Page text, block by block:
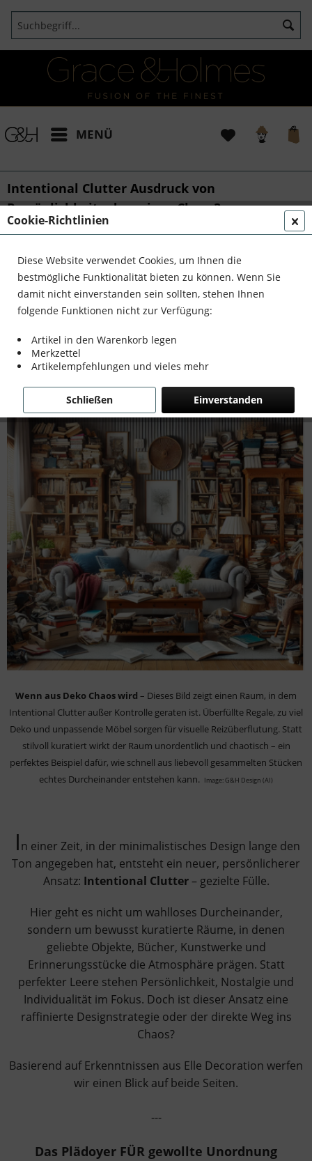
MENÜ
Intentional Clutter Ausdruck von
Persönlichkeit oder reines Chaos?
Intentional Clutter
Ausdruck von Persönlichkeit oder reines
Wenn aus Deko Chaos wird – Dieses Bild zeigt einen Raum, in dem
Intentional Clutter außer Kontrolle geraten ist. Überfüllte Regale, zu viel
Deko und unpassende Möbel sorgen für visuelle Reizüberflutung. Statt
stilvoll kuratiert wirkt der Raum unordentlich und chaotisch – ein
perfektes Beispiel dafür, wie schnell aus liebevoll gesammelten Stücken
echtes Durcheinander entstehen kann.
Image: G&H Design (AI)
In einer Zeit, in der minimalistisches Design lange den
Ton angegeben hat, entsteht ein neuer, persönlicherer
Ansatz: Intentional Clutter– gezielte Fülle.
Hier geht es nicht um wahlloses Durcheinander,
sondern um bewusst kuratierte Räume, in denen
geliebte Objekte, Bücher, Kunstwerke und
Erinnerungsstücke die Atmosphäre prägen. Statt
perfekter Leere stehen Persönlichkeit, Nostalgie und
Individualität im Fokus. Doch ist dieser Ansatz eine
raffinierte Designstrategie oder der direkte Weg ins
Chaos?
Basierend auf Erkenntnissen aus Elle Decoration werfen
wir einen Blick auf beide Seiten.
---
Das Plädoyer FÜR gewollte Unordnung
Cookie-Richtlinien
Diese Website verwendet Cookies, um Ihnen die
bestmögliche Funktionalität bieten zu können. Wenn Sie
damit nicht einverstanden sein sollten, stehen Ihnen
folgende Funktionen nicht zur Verfügung:
Artikel in den Warenkorb legen
Merkzettel
Artikelempfehlungen und vieles mehr
Einverstanden
Schließen